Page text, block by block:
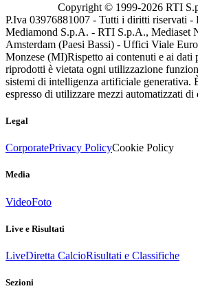
Copyright © 1999-2026 RTI
P.Iva 03976881007 - Tutti i diritti riservati -
Mediamond S.p.A. - RTI S.p.A., Mediaset
Amsterdam (Paesi Bassi) - Uffici Viale
Monzese (MI)Rispetto ai contenuti e ai dati
riprodotti è vietata ogni utilizzazione
sistemi di intelligenza artificiale generativa.
espresso di utilizzare mezzi automatizzati di
Legal
CorporatePrivacy PolicyCookie Policy
Media
VideoFoto
Live e Risultati
LiveDiretta CalcioRisultati e Classifiche
Sezioni